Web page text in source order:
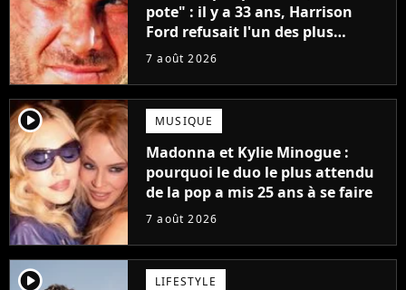
pote" : il y a 33 ans, Harrison
Ford refusait l'un des plus
grands succès de tous les temps
7 août 2026
player2 MUSIQUE
Madonna et Kylie Minogue :
pourquoi le duo le plus attendu
de la pop a mis 25 ans à se faire
7 août 2026
player2 LIFESTYLE